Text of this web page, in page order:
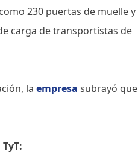
230 puertas de muelle y
carga de transportistas de
laempresasubrayó que